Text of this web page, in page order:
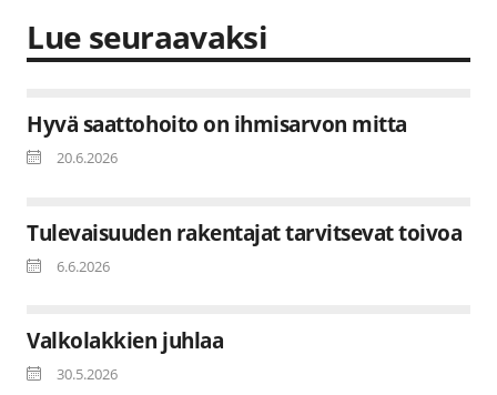
Lue seuraavaksi
Hyvä saattohoito on ihmisarvon mitta
20.6.2026
Tulevaisuuden rakentajat tarvitsevat toivoa
6.6.2026
Valkolakkien juhlaa
30.5.2026